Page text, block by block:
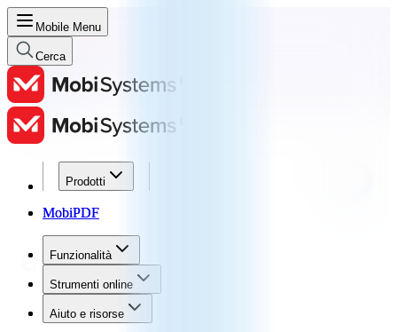
Mobile Menu
Cerca
Prodotti
MobiPDF
Funzionalità
Strumenti online
Aiuto e risorse
Prodotti
MobiPDF
Funzionalità
Strumenti online
Aiuto e risorse